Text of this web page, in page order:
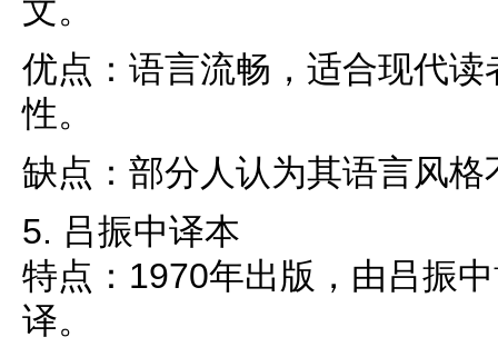
文。
优点：语言流畅，适合现代
性。
缺点：部分人认为其语言风
5. 吕振中译本
特点：1970年出版，由吕振
译。